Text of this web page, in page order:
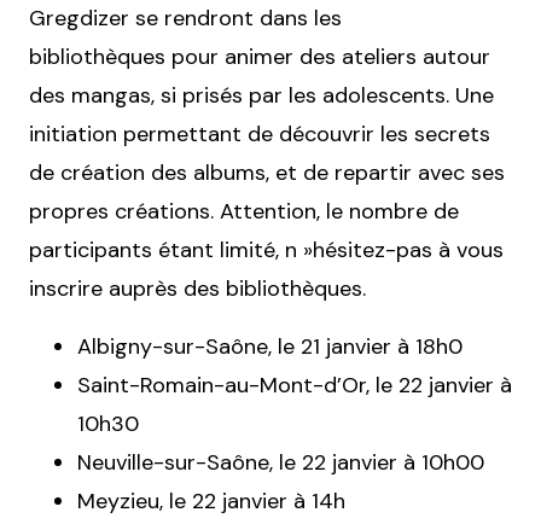
Gregdizer se rendront dans les
bibliothèques pour animer des ateliers autour
des mangas, si prisés par les adolescents. Une
initiation permettant de découvrir les secrets
de création des albums, et de repartir avec ses
propres créations. Attention, le nombre de
participants étant limité, n »hésitez-pas à vous
inscrire auprès des bibliothèques.
Albigny-sur-Saône, le 21 janvier à 18h0
Saint-Romain-au-Mont-d’Or, le 22 janvier à
10h30
Neuville-sur-Saône, le 22 janvier à 10h00
Meyzieu, le 22 janvier à 14h